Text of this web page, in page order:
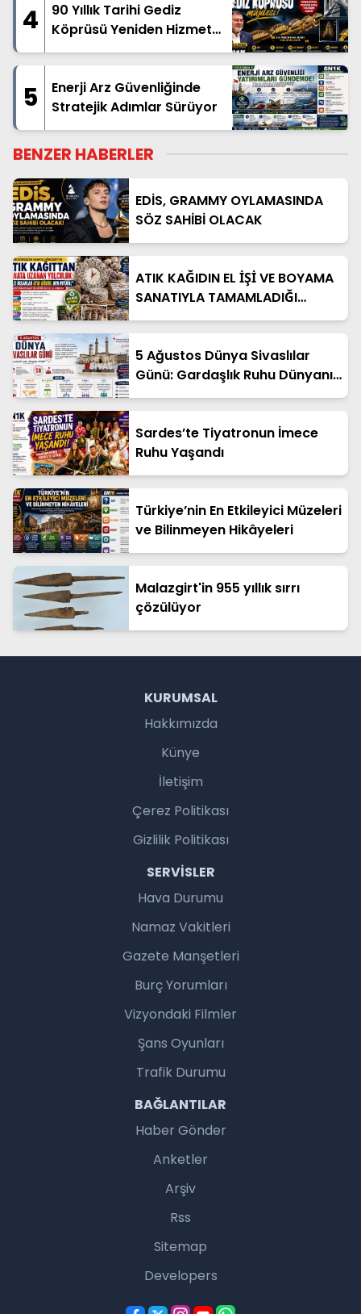
4
90 Yıllık Tarihi Gediz
Köprüsü Yeniden Hizmete
Açıldı
5
Enerji Arz Güvenliğinde
Stratejik Adımlar Sürüyor
BENZER HABERLER
EDİS, GRAMMY OYLAMASINDA
SÖZ SAHİBİ OLACAK
ATIK KAĞIDIN EL İŞİ VE BOYAMA
SANATIYLA TAMAMLADIĞI
YOLCULUĞU
5 Ağustos Dünya Sivaslılar
Günü: Gardaşlık Ruhu Dünyanın
Dört Bir Yanında Yaşatılıyor
Sardes’te Tiyatronun İmece
Ruhu Yaşandı
Türkiye’nin En Etkileyici Müzeleri
ve Bilinmeyen Hikâyeleri
Malazgirt'in 955 yıllık sırrı
çözülüyor
KURUMSAL
Hakkımızda
Künye
İletişim
Çerez Politikası
Gizlilik Politikası
SERVISLER
Hava Durumu
Namaz Vakitleri
Gazete Manşetleri
Burç Yorumları
Vizyondaki Filmler
Şans Oyunları
Trafik Durumu
BAĞLANTILAR
Haber Gönder
Anketler
Arşiv
Rss
Sitemap
Developers